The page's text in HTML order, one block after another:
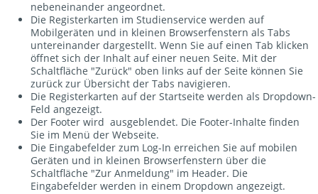
nebeneinander angeordnet.
Die Registerkarten im Studienservice werden auf
Mobilgeräten und in kleinen Browserfenstern als Tabs
untereinander dargestellt. Wenn Sie auf einen Tab klicken
öffnet sich der Inhalt auf einer neuen Seite. Mit der
Schaltfläche "Zurück" oben links auf der Seite können Sie
zurück zur Übersicht der Tabs navigieren.
Die Registerkarten auf der Startseite werden als Dropdown-
Feld angezeigt.
Der Footer wird ausgeblendet. Die Footer-Inhalte finden
Sie im Menü der Webseite.
Die Eingabefelder zum Log-In erreichen Sie auf mobilen
Geräten und in kleinen Browserfenstern über die
Schaltfläche "Zur Anmeldung" im Header. Die
Eingabefelder werden in einem Dropdown angezeigt.